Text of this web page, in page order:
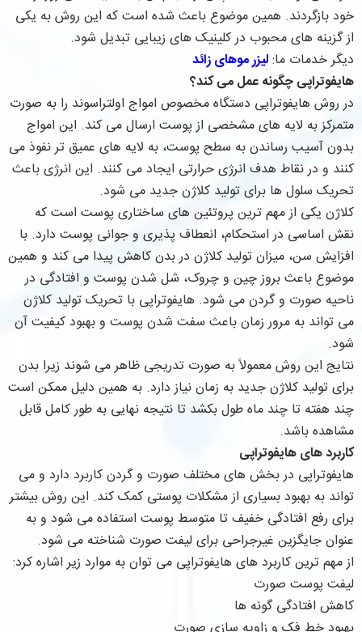
خود بازگردند. همین موضوع باعث شده است که این روش به یکی
از گزینه های محبوب در کلینیک های زیبایی تبدیل شود.
دیگر خدمات ما:لیزر موهای زائد
هایفوتراپی چگونه عمل می کند؟
در روش هایفوتراپی دستگاه مخصوص امواج اولتراسوند را به صورت
متمرکز به لایه های مشخصی از پوست ارسال می کند. این امواج
بدون آسیب رساندن به سطح پوست، به لایه های عمیق تر نفوذ می
کنند و در نقاط هدف انرژی حرارتی ایجاد می کنند. این انرژی باعث
تحریک سلول ها برای تولید کلاژن جدید می شود.
کلاژن یکی از مهم ترین پروتئین های ساختاری پوست است که
نقش اساسی در استحکام، انعطاف پذیری و جوانی پوست دارد. با
افزایش سن، میزان تولید کلاژن در بدن کاهش پیدا می کند و همین
موضوع باعث بروز چین و چروک، شل شدن پوست و افتادگی در
ناحیه صورت و گردن می شود. هایفوتراپی با تحریک تولید کلاژن
می تواند به مرور زمان باعث سفت شدن پوست و بهبود کیفیت آن
شود.
نتایج این روش معمولاً به صورت تدریجی ظاهر می شوند زیرا بدن
برای تولید کلاژن جدید به زمان نیاز دارد. به همین دلیل ممکن است
چند هفته تا چند ماه طول بکشد تا نتیجه نهایی به طور کامل قابل
مشاهده باشد.
کاربرد های هایفوتراپی
هایفوتراپی در بخش های مختلف صورت و گردن کاربرد دارد و می
تواند به بهبود بسیاری از مشکلات پوستی کمک کند. این روش بیشتر
برای رفع افتادگی خفیف تا متوسط پوست استفاده می شود و به
عنوان جایگزین غیرجراحی برای لیفت صورت شناخته می شود.
از مهم ترین کاربرد های هایفوتراپی می توان به موارد زیر اشاره کرد:
لیفت پوست صورت
کاهش افتادگی گونه ها